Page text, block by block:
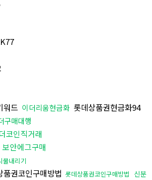
워드 이더리움현금화 롯데상품권현금화94
구매대행
코인직거래
보안에그구매
물내리기
품권코인구매방법 롯데상품권코인구매방법
신분